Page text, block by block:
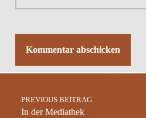
Post navigation
PREVIOUS BEITRAG
In der Mediathek